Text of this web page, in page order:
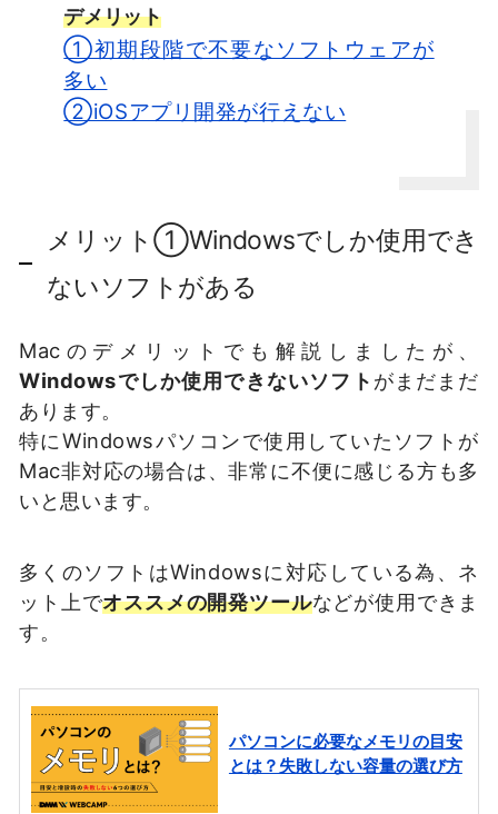
デメリット
①初期段階で不要なソフトウェアが
多い
②iOSアプリ開発が行えない
メリット①Windowsでしか使用でき
ないソフトがある
Macのデメリットでも解説しましたが、
Windowsでしか使用できないソフト がまだまだ
あります。
特にWindowsパソコンで使用していたソフトが
Mac非対応の場合は、非常に不便に感じる方も多
いと思います。
多くのソフトはWindowsに対応している為、ネ
ット上でオススメの開発ツールなどが使用できま
す。